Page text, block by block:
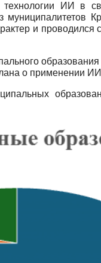
ИИ в
и
о применении